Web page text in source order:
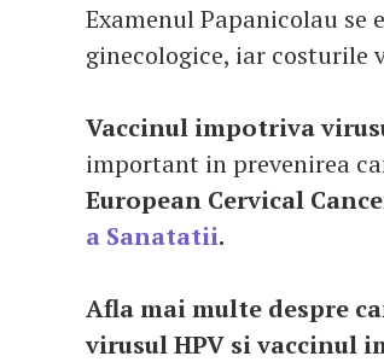
Examenul Papanicolau
ginecologice, iar costurile
Vaccinul impotriva
important in prevenirea
European Cervical
a Sanatatii.
Afla mai multe despre
virusul HPV si vaccinul